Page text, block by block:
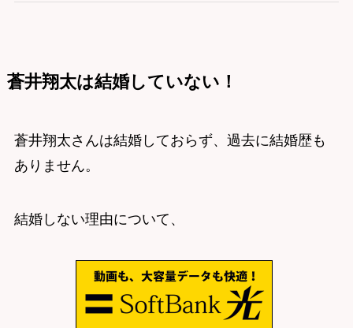
蒼井翔太は結婚していない！
蒼井翔太さんは結婚しておらず、過去に結婚歴も
ありません。
結婚しない理由について、